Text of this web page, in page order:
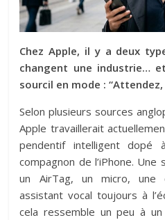
Chez Apple, il y a deux
changent une industrie…
sourcil en mode :
Selon plusieurs sources
Apple travaillerait
pendentif intelligent dopé
compagnon de l’iPhone.
un AirTag, un micro, une
assistant vocal toujours à
cela ressemble un peu à